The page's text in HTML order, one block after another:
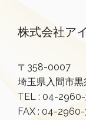
株式会社ア
〒358-0007
埼玉県入間市
TEL : 04-
FAX : 04-2960-